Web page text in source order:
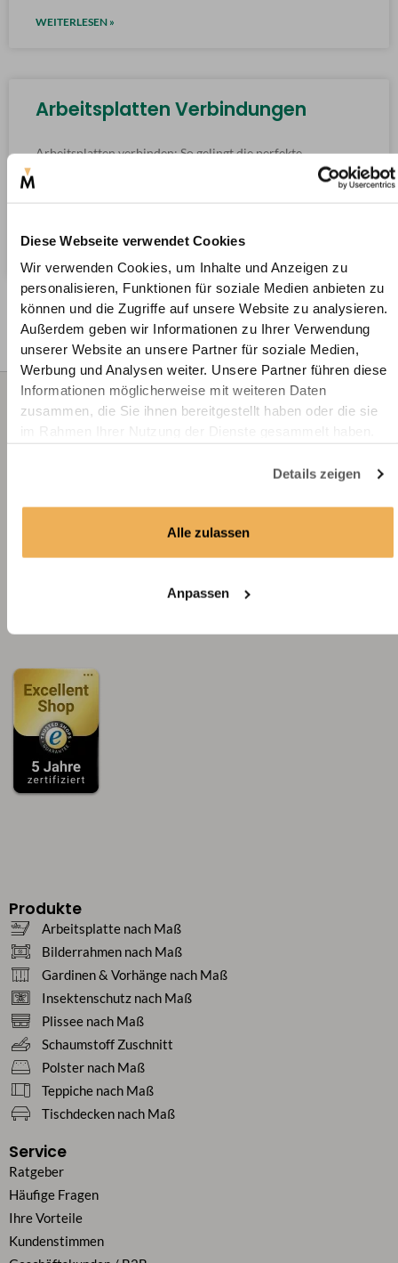
Diese Webseite verwendet Cookies
Wir verwenden Cookies, um Inhalte und Anzeigen zu
personalisieren, Funktionen für soziale Medien anbieten zu
können und die Zugriffe auf unsere Website zu analysieren.
Außerdem geben wir Informationen zu Ihrer Verwendung
unserer Website an unsere Partner für soziale Medien,
Werbung und Analysen weiter. Unsere Partner führen diese
Informationen möglicherweise mit weiteren Daten
zusammen, die Sie ihnen bereitgestellt haben oder die sie
Details zeigen
Alle zulassen
Anpassen
WEITERLESEN »
Arbeitsplatten Verbindungen
Arbeitsplatten verbinden: So gelingt die perfekte
Verbindung Wer eine L- oder U-Küche plant, steht früher
oder später vor der Frage: Wie lassen sich Arbeitsplatten
sauber
Wir
beraten
Sie gerne:
+49 221 2926
2310 (Mo - Fr 8.00 -
info@deine-
Massanfertigung.
Produkte
Arbeitsplatte nach Maß
Bilderrahmen nach Maß
Gardinen & Vorhänge nach Maß
Insektenschutz nach Maß
Plissee nach Maß
Schaumstoff Zuschnitt
Polster nach Maß
Teppiche nach Maß
Tischdecken nach Maß
Service
Ratgeber
Häufige Fragen
Ihre Vorteile
Kundenstimmen